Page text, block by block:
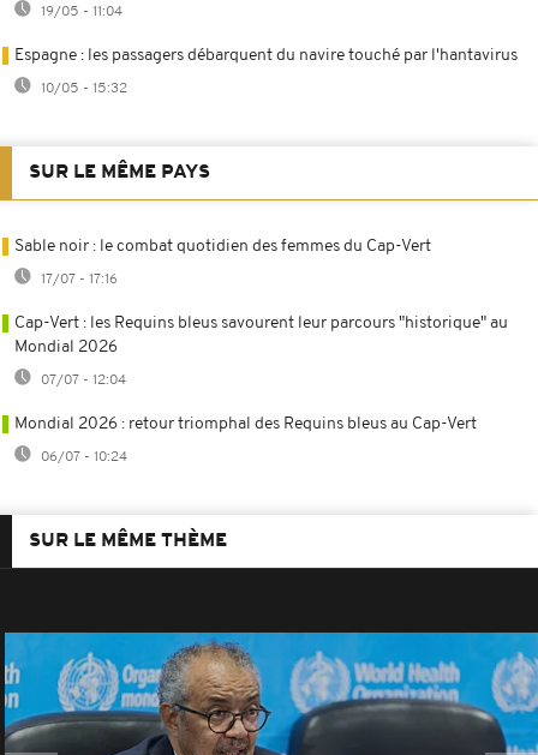
19/05 - 11:04
Espagne : les passagers débarquent du navire touché par l'hantavirus
10/05 - 15:32
SUR LE MÊME PAYS
Sable noir : le combat quotidien des femmes du Cap-Vert
17/07 - 17:16
Cap-Vert : les Requins bleus savourent leur parcours "historique" au
Mondial 2026
07/07 - 12:04
Mondial 2026 : retour triomphal des Requins bleus au Cap-Vert
06/07 - 10:24
SUR LE MÊME THÈME